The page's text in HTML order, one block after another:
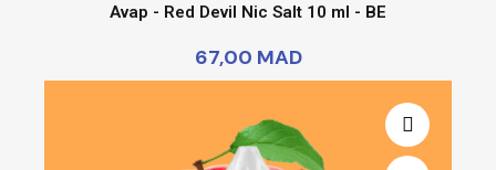
Avap - Red Devil Nic Salt 10 ml - BE
67,00 MAD